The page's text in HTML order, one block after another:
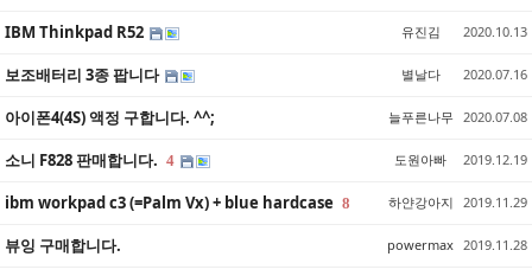
IBM Thinkpad R52 유진김 2020.10.13
보조배터리 3종 팝니다 별날다 2020.07.16
아이폰4(4S) 액정 구합니다. ^^; 늘푸른나무 2020.07.08
소니 F828 판매합니다. 4 도원아빠 2019.12.19
ibm workpad c3 (=Palm Vx) + blue hardcase 8 하얀강아지 2019.11.29
뷰잉 구매합니다. powermax 2019.11.28